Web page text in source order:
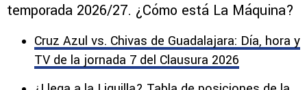
temporada 2026/27. ¿Cómo está La Máquina?
Cruz Azul vs. Chivas de Guadalajara: Día, hora y
TV de la jornada 7 del Clausura 2026